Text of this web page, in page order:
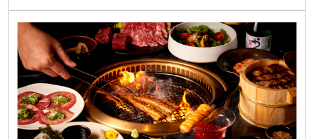
材，以及舒適的用餐環境，讓家庭聚餐不僅僅是填飽肚
子，更是一場充滿「儀式感」的溫馨時光。蓮花餐廳泰
國蝦買一送一 啤酒無限暢飲超值組合喜愛海鮮的饕客們
有福了！板橋凱撒